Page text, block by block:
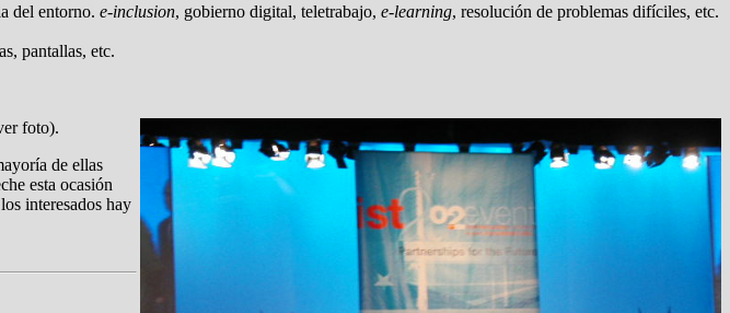
del entorno. e-inclusion, gobierno digital, teletrabajo, e-learning, resolución de problemas difíciles, etc.
pantallas, etc.
foto).
de ellas
esta ocasión
interesados hay